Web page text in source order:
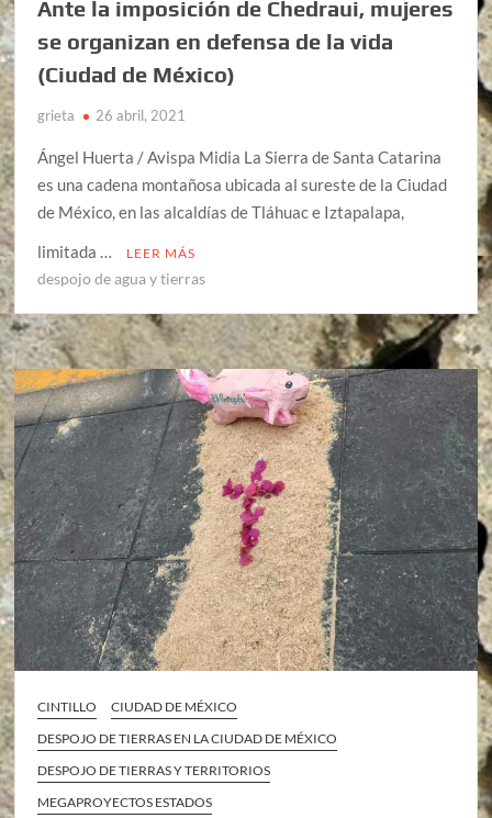
Ante la imposición de Chedraui, mujeres
se organizan en defensa de la vida
(Ciudad de México)
grieta 26 abril, 2021
Ángel Huerta / Avispa Midia La Sierra de Santa Catarina
es una cadena montañosa ubicada al sureste de la Ciudad
de México, en las alcaldías de Tláhuac e Iztapalapa,
limitada …
LEER MÁS
despojo de agua y tierras
CINTILLO
CIUDAD DE MÉXICO
DESPOJO DE TIERRAS EN LA CIUDAD DE MÉXICO
DESPOJO DE TIERRAS Y TERRITORIOS
MEGAPROYECTOS ESTADOS